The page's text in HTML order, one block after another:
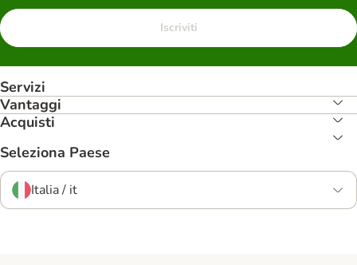
Iscriviti
Servizi
Vantaggi
Acquisti
Seleziona Paese
Italia / it